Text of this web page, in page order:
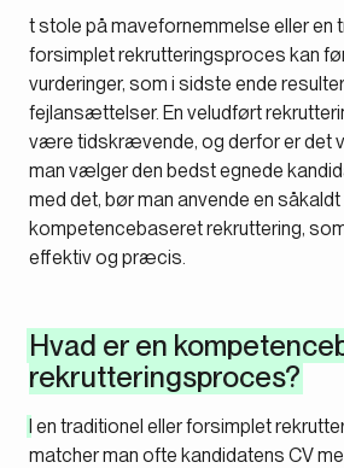
t stole på mavefornemmelse eller en
forsimplet rekrutteringsproces kan
vurderinger, som i sidste ende
fejlansættelser. En veludført
være tidskrævende, og derfor er det
man vælger den bedst egnede
med det, bør man anvende en såkaldt
kompetencebaseret rekruttering,
effektiv og præcis.
Hvad er en
rekrutteringsproces?
I en traditionel eller forsimplet
matcher man ofte kandidatens CV